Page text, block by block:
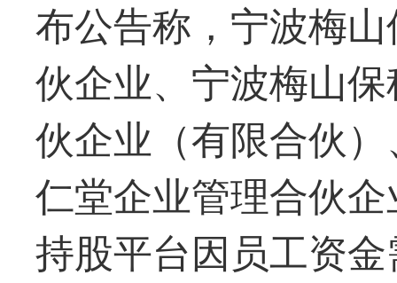
布公告称，宁波梅
伙企业、宁波梅山
伙企业（有限合伙
仁堂企业管理合伙
持股平台因员工资